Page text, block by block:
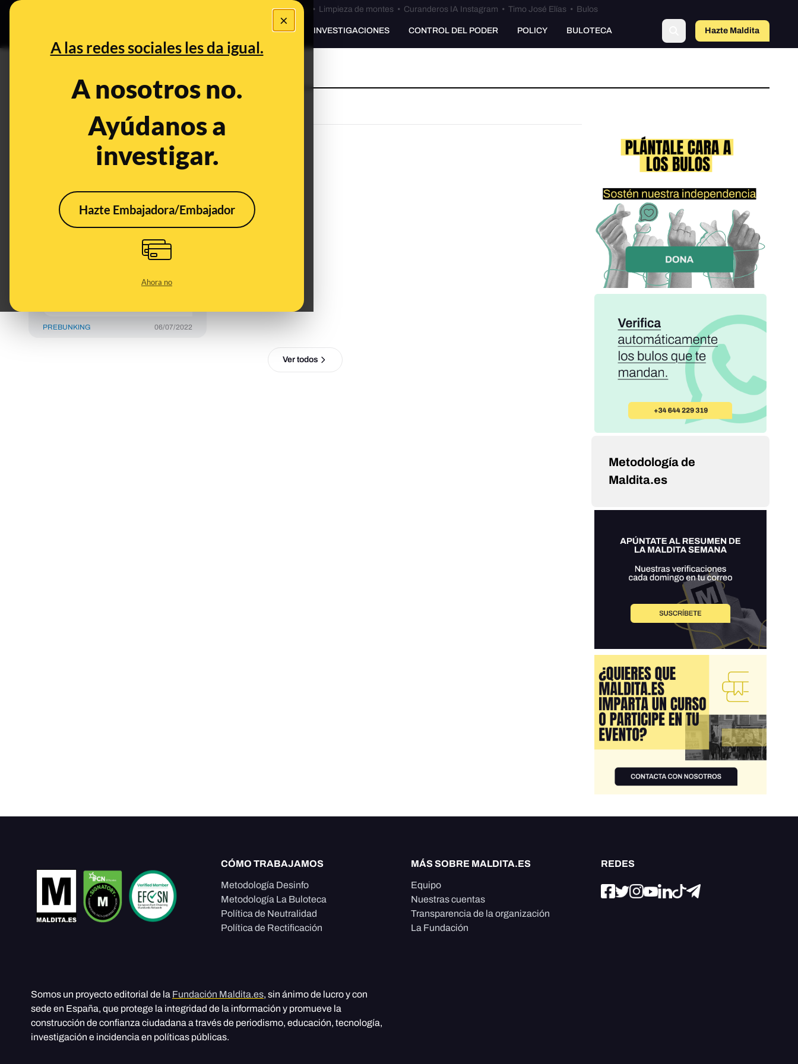
×
A las redes sociales les da igual.
A nosotros no.
Ayúdanos a
investigar.
Hazte Embajadora/Embajador
Ahora no
Bulos Ceuta • Limpieza de montes• Curanderos IA Instagram • Timo José Elías• Bulos
PREBUNKING INVESTIGACIONES CONTROL DEL PODER POLICY BULOTECA Hazte Maldita
Huesca
Qué son los refugios
climáticos y cómo
PREBUNKING 06/07/2022
Ver todos
Metodología de
Maldita.es
CÓMO TRABAJAMOS
Metodología Desinfo
Metodología La Buloteca
Política de Neutralidad
Política de Rectificación
MÁS SOBRE MALDITA.ES
Equipo
Nuestras cuentas
Transparencia de la organización
La Fundación
REDES
Somos un proyecto editorial de la Fundación Maldita.es, sin ánimo de lucro y con
sede en España, que protege la integridad de la información y promueve la
construcción de confianza ciudadana a través de periodismo, educación, tecnología,
investigación e incidencia en políticas públicas.